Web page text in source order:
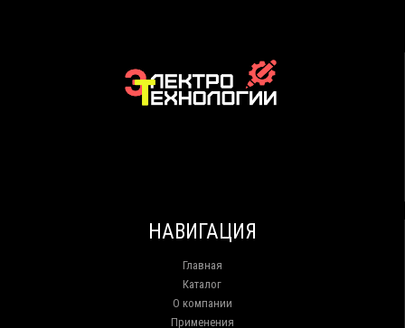
НАВИГАЦИЯ
Главная
Каталог
О компании
Применения